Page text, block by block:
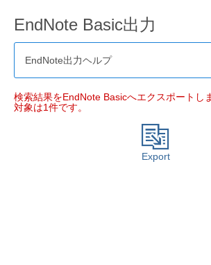
EndNote Basic出力
EndNote出力ヘルプ
検索結果をEndNote Basicへエクスポートし
対象は1件です。
Export